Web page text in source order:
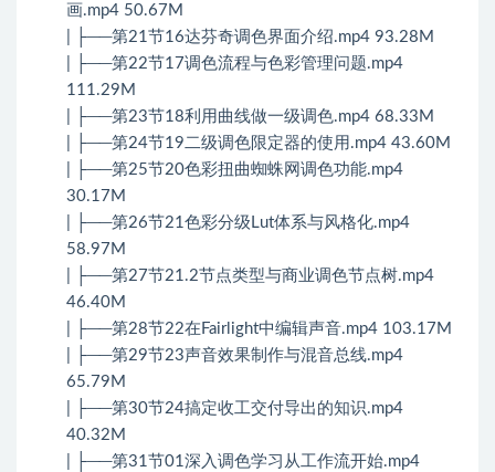
画.mp4 50.67M
| ├──第21节16达芬奇调色界面介绍.mp4 93.28M
| ├──第22节17调色流程与色彩管理问题.mp4
111.29M
| ├──第23节18利用曲线做一级调色.mp4 68.33M
| ├──第24节19二级调色限定器的使用.mp4 43.60M
| ├──第25节20色彩扭曲蜘蛛网调色功能.mp4
30.17M
| ├──第26节21色彩分级Lut体系与风格化.mp4
58.97M
| ├──第27节21.2节点类型与商业调色节点树.mp4
46.40M
| ├──第28节22在Fairlight中编辑声音.mp4 103.17M
| ├──第29节23声音效果制作与混音总线.mp4
65.79M
| ├──第30节24搞定收工交付导出的知识.mp4
40.32M
| ├──第31节01深入调色学习从工作流开始.mp4